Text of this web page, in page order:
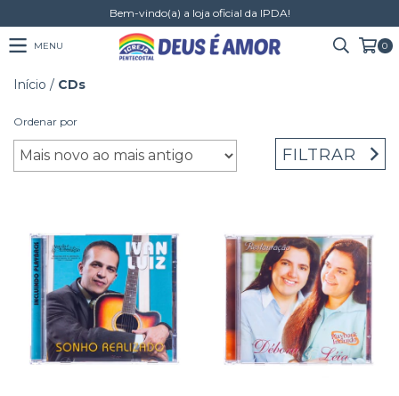
Bem-vindo(a) a loja oficial da IPDA!
MENU 0
Início / CDs
Ordenar por
FILTRAR